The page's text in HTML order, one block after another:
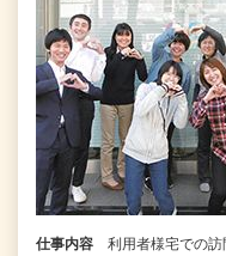
仕事内容
利用者様宅での